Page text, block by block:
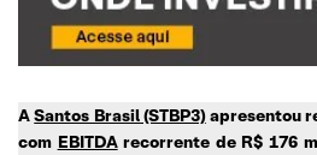
ASantos Brasil (STBP3)apresentou
com EBITDArecorrente de R$ 176